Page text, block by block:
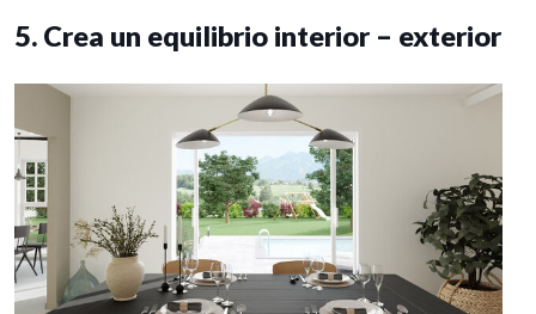
5. Crea un equilibrio interior – exterior